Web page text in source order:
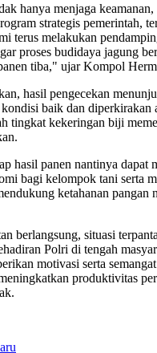
hanya menjaga keamanan,
strategis pemerintah,
terus melakukan
proses budidaya jagung
tiba," ujar Kompol
hasil pengecekan
baik dan diperkirakan
tingkat kekeringan biji
hasil panen nantinya dapat
bagi kelompok tani serta
ketahanan pangan
berlangsung, situasi
Polri di tengah
motivasi serta
produktivitas